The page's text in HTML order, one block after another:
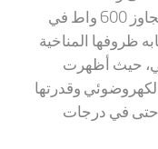
فيرتكس قياس 210 ملم باستطاعة تتجاوز 600 واط في
ظروفها المناخية
حيث أظهرت
وقدرتها
حتى في درجات